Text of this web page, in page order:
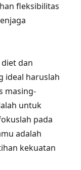
fleksibilitas
dan
ideal haruslah
masing-
untuk
pada
adalah
kekuatan